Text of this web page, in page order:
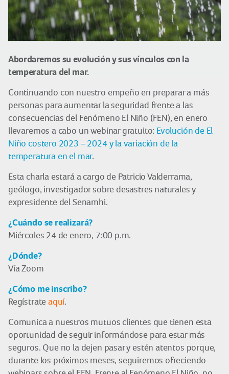
Abordaremos su evolución y sus vínculos con la
temperatura del mar.
Continuando con nuestro empeño en preparar a más
personas para aumentar la seguridad frente a las
consecuencias del Fenómeno El Niño (FEN), en enero
llevaremos a cabo un webinar gratuito: Evolución de El
Niño costero 2023 – 2024 y la variación de la
temperatura en el mar.
Esta charla estará a cargo de Patricio Valderrama,
geólogo, investigador sobre desastres naturales y
expresidente del Senamhi.
¿Cuándo se realizará?
Miércoles 24 de enero, 7:00 p.m.
¿Dónde?
Vía Zoom
¿Cómo me inscribo?
Regístrateaquí.
Comunica a nuestros mutuos clientes que tienen esta
oportunidad de seguir informándose para estar más
seguros. Que no la dejen pasar y estén atentos porque,
durante los próximos meses, seguiremos ofreciendo